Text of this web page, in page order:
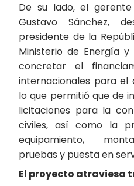
De su lado, el gerente
Gustavo Sánchez,
presidente de la
Ministerio de Energía
concretar el
internacionales para el
lo que permitió que de
licitaciones para la
civiles, así como la
equipamiento,
pruebas y puesta en
El proyecto atraviesa